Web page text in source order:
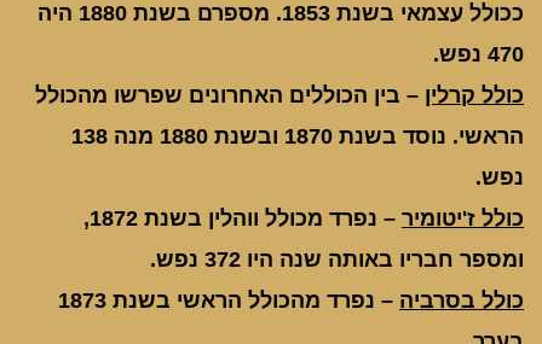
ככולל עצמאי בשנת 1853. מספרם בשנת 1880 היה
470 נפש.
כולל קרלין – בין הכוללים האחרונים שפרשו מהכולל
הראשי. נוסד בשנת 1870 ובשנת 1880 מנה 138
נפש.
כולל ז'יטומיר
– נפרד מכולל ווהלין בשנת 1872,
ומספר חבריו באותה שנה היו 372 נפש.
כולל בסרביה
– נפרד מהכולל הראשי בשנת 1873